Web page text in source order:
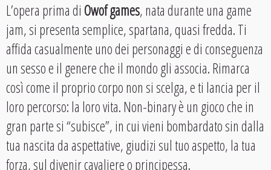
L’opera prima diOwof games, nata durante una game
jam, si presenta semplice, spartana, quasi fredda. Ti
affida casualmente uno dei personaggi e di conseguenza
un sesso e il genere che il mondo gli associa. Rimarca
così come il proprio corpo non si scelga, e ti lancia per il
loro percorso: la loro vita. Non-binary è un gioco che in
gran parte si “subisce”, in cui vieni bombardato sin dalla
tua nascita da aspettative, giudizi sul tuo aspetto, la tua
forza, sul divenir cavaliere o principessa.